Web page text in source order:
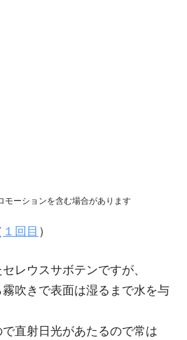
ーションを含む場合があります
１回目 ）
レウスサボテンですが、
吹きで表面は湿るまで水を与
直射日光があたるので常は